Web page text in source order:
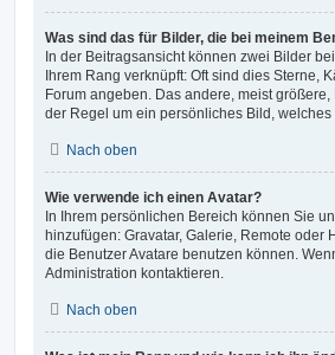
Was sind das für Bilder, die bei meinem
In der Beitragsansicht können zwei Bilder
Ihrem Rang verknüpft: Oft sind dies Sterne,
Forum angeben. Das andere, meist
der Regel um ein persönliches Bild,
Nach oben
Wie verwende ich einen Avatar?
In Ihrem persönlichen Bereich können Sie
hinzufügen: Gravatar, Galerie, Remote
die Benutzer Avatare benutzen können.
Administration kontaktieren.
Nach oben